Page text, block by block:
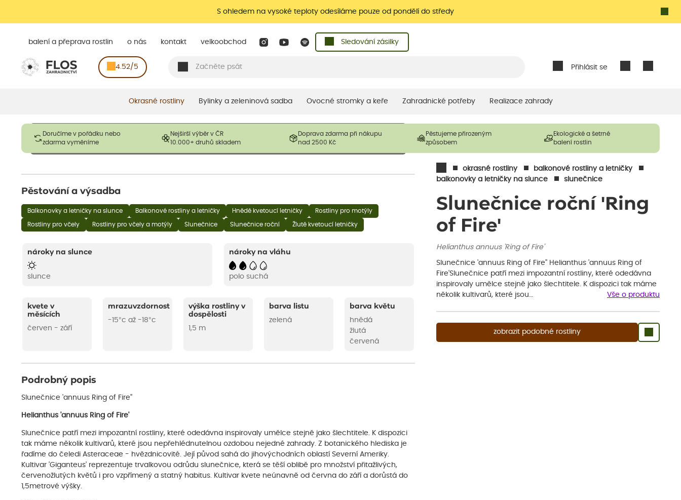
S ohledem na vysoké teploty odesíláme pouze od pondělí do středy
Přihlásit se
balení a přeprava rostlin o nás kontakt velkoobchod Sledování zásilky
4.52/5
Okrasné rostliny Bylinky a zeleninová sadba Ovocné stromky a keře Zahradnické potřeby Realizace zahrady
Doručíme v pořádku nebo
zdarma vyměníme
Nejširší výběr v ČR
10.000+ druhů skladem
Doprava zdarma při nákupu
nad 2500 Kč
Pěstujeme přirozeným
způsobem
Ekologické a šetrné
balení rostlin
okrasné rostliny
balkonové rostliny a letničky
balkonovky a letničky na slunce
slunečnice
Slunečnice roční 'Ring
of Fire'
Helianthus annuus 'Ring of Fire'
Slunečnice 'annuus Ring of Fire'' Helianthus 'annuus Ring of
Fire'Slunečnice patří mezi impozantní rostliny, které odedávna
inspirovaly umělce stejně jako šlechtitele. K dispozici tak máme
několik kultivarů, které jsou…
Vše o produktu
zobrazit podobné rostliny
Obrázky slouží pouze pro ilustrační účely a mají reprezentovat prodávané produkty. V závislosti na sezónnosti mohou být
opadavé rostliny dodávány v dormantním stavu a bez listů. Rostliny mohou být také sestřiženy níže, než je uvedená
Pěstování a výsadba
Balkonovky a letničky na slunce Balkonové rostliny a letničky Hnědě kvetoucí letničky Rostliny pro motýly
Rostliny pro včely Rostliny pro včely a motýly Slunečnice Slunečnice roční Žlutě kvetoucí letničky
nároky na slunce
slunce
nároky na vláhu
polo suchá
kvete v
měsících
červen - září
mrazuvzdornost
-15°c až -18°c
výška rostliny v
dospělosti
1,5 m
barva listu
zelená
barva květu
hnědá
žlutá
červená
Podrobný popis
Slunečnice 'annuus Ring of Fire''
Helianthus 'annuus Ring of Fire'
Slunečnice patří mezi impozantní rostliny, které odedávna inspirovaly umělce stejně jako šlechtitele. K dispozici
tak máme několik kultivarů, které jsou nepřehlédnutelnou ozdobou nejedné zahrady. Z botanického hlediska je
řadíme do čeledi Asteraceae - hvězdnicovité. Její původ sahá do jihovýchodních oblastí Severní Ameriky.
Kultivar 'Giganteus' reprezentuje trvalkovou odrůdu slunečnice, která se těší oblibě pro množství přitažlivých,
červenožlutých květů i pro vzpřímený a statný habitus. Kultivar kvete neúnavně od června do září a dorůstá do
1,5metrové výšky.